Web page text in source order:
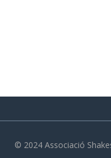
© 2024 Associació